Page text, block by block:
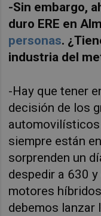
-Sin embargo,
duro ERE en
personas.
industria del
-Hay que tener
decisión de los
siempre están
sorprenden un
despedir a 630
motores
debemos lanzar